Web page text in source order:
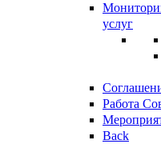
услуг
Работа
Back